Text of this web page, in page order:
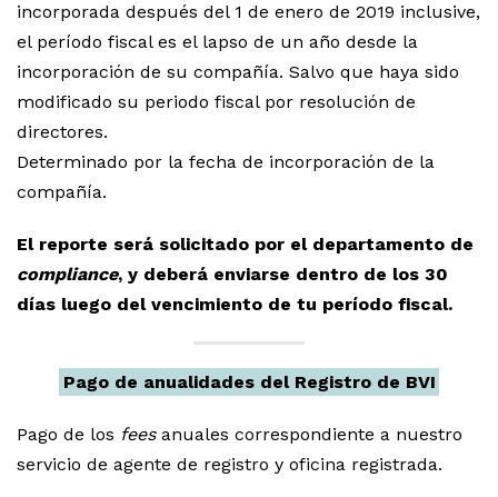
incorporada después del 1 de enero de 2019 inclusive,
el período fiscal es el lapso de un año desde la
incorporación de su compañía. Salvo que haya sido
modificado su periodo fiscal por resolución de
directores.
Determinado por la fecha de incorporación de la
compañía.
El reporte será solicitado por el departamento de
compliance, y deberá enviarse dentro de los 30
días luego del vencimiento de tu período fiscal.
Pago de anualidades del Registro de BVI
Pago de los fees anuales correspondiente a nuestro
servicio de agente de registro y oficina registrada.